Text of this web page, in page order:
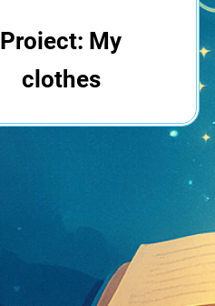
Proiect: My
clothes